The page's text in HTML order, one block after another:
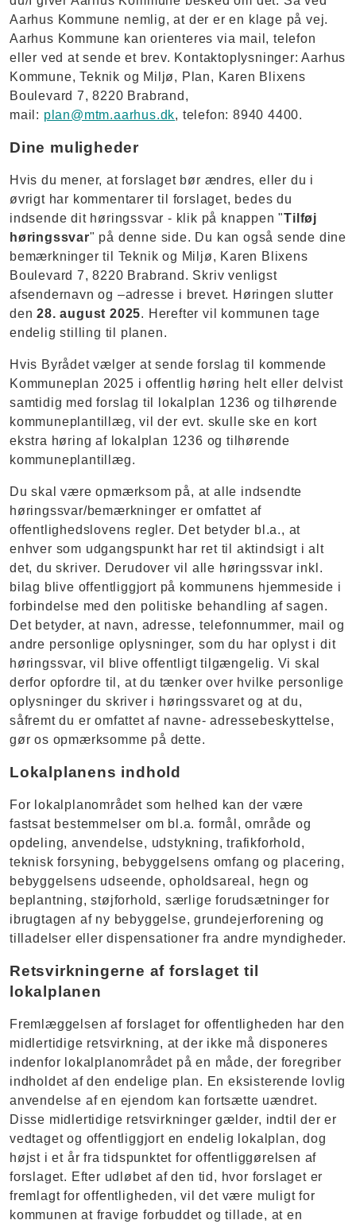
Aarhus Kommune nemlig, at der er en klage på vej.
Aarhus Kommune kan orienteres via mail, telefon
eller ved at sende et brev. Kontaktoplysninger: Aarhus
Kommune, Teknik og Miljø, Plan, Karen Blixens
Boulevard 7, 8220 Brabrand,
mail: plan@mtm.aarhus.dk, telefon: 8940 4400.
Dine muligheder
Hvis du mener, at forslaget bør ændres, eller du i
øvrigt har kommentarer til forslaget, bedes du
indsende dit høringssvar - klik på knappen "Tilføj
høringssvar" på denne side. Du kan også sende dine
bemærkninger til Teknik og Miljø, Karen Blixens
Boulevard 7, 8220 Brabrand. Skriv venligst
afsendernavn og –adresse i brevet. Høringen slutter
den28. august 2025. Herefter vil kommunen tage
endelig stilling til planen.
Hvis Byrådet vælger at sende forslag til kommende
Kommuneplan 2025 i offentlig høring helt eller delvist
samtidig med forslag til lokalplan 1236 og tilhørende
kommuneplantillæg, vil der evt. skulle ske en kort
ekstra høring af lokalplan 1236 og tilhørende
kommuneplantillæg.
Du skal være opmærksom på, at alle indsendte
høringssvar/bemærkninger er omfattet af
offentlighedslovens regler. Det betyder bl.a., at
enhver som udgangspunkt har ret til aktindsigt i alt
det, du skriver. Derudover vil alle høringssvar inkl.
bilag blive offentliggjort på kommunens hjemmeside i
forbindelse med den politiske behandling af sagen.
Det betyder, at navn, adresse, telefonnummer, mail og
andre personlige oplysninger, som du har oplyst i dit
høringssvar, vil blive offentligt tilgængelig. Vi skal
derfor opfordre til, at du tænker over hvilke personlige
oplysninger du skriver i høringssvaret og at du,
såfremt du er omfattet af navne- adressebeskyttelse,
gør os opmærksomme på dette.
Lokalplanens indhold
For lokalplanområdet som helhed kan der være
fastsat bestemmelser om bl.a. formål, område og
opdeling, anvendelse, udstykning, trafikforhold,
teknisk forsyning, bebyggelsens omfang og placering,
bebyggelsens udseende, opholdsareal, hegn og
beplantning, støjforhold, særlige forudsætninger for
ibrugtagen af ny bebyggelse, grundejerforening og
tilladelser eller dispensationer fra andre myndigheder.
Retsvirkningerne af forslaget til
lokalplanen
Fremlæggelsen af forslaget for offentligheden har den
midlertidige retsvirkning, at der ikke må disponeres
indenfor lokalplanområdet på en måde, der foregriber
indholdet af den endelige plan. En eksisterende lovlig
anvendelse af en ejendom kan fortsætte uændret.
Disse midlertidige retsvirkninger gælder, indtil der er
vedtaget og offentliggjort en endelig lokalplan, dog
højst i et år fra tidspunktet for offentliggørelsen af
forslaget. Efter udløbet af den tid, hvor forslaget er
fremlagt for offentligheden, vil det være muligt for
kommunen at fravige forbuddet og tillade, at en